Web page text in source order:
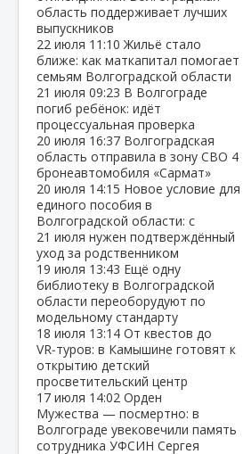
область поддерживает лучших
выпускников
22 июля 11:10Жильё стало
ближе: как маткапитал помогает
семьям Волгоградской области
21 июля 09:23 В Волгограде
погиб ребёнок: идёт
процессуальная проверка
20 июля 16:37 Волгоградская
область отправила в зону СВО 4
бронеавтомобиля «Сармат»
20 июля 14:15 Новое условие для
единого пособия в
Волгоградской области: с
21 июля нужен подтверждённый
уход за родственником
19 июля 13:43 Ещё одну
библиотеку в Волгоградской
области переоборудуют по
модельному стандарту
18 июля 13:14 От квестов до
VR‑туров: в Камышине готовят к
открытию детский
просветительский центр
17 июля 14:02 Орден
Мужества — посмертно: в
Волгограде увековечили память
сотрудника УФСИН Сергея